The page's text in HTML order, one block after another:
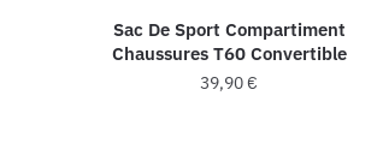
Sac De Sport Compartiment
Chaussures T60 Convertible
39,90€